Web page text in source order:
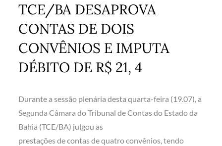
TCE/BA DESAPROVA
CONTAS DE DOIS
CONVÊNIOS E IMPUTA
DÉBITO DE R$ 21, 4
Durante a sessão plenária desta quarta-feira (19.07), a
Segunda Câmara do Tribunal de Contas do Estado da
Bahia (TCE/BA) julgou as
prestações de contas de quatro convênios, tendo